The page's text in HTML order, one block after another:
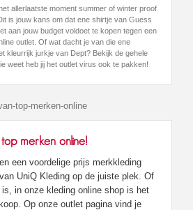
allerlaatste moment summer of winter proof
is jouw kans om dat ene shirtje van Guess
aan jouw budget voldoet te kopen tegen een
outlet. Of wat dacht je van die ene
kleurrijk jurkje van Dept? Bekijk de gehele
weet heb jij het outlet virus ook te pakken!
top-merken-online
merken online!
een voordelige prijs merkkleding
UniQ Kleding op de juiste plek. Of
in onze kleding online shop is het
Op onze outlet pagina vind je